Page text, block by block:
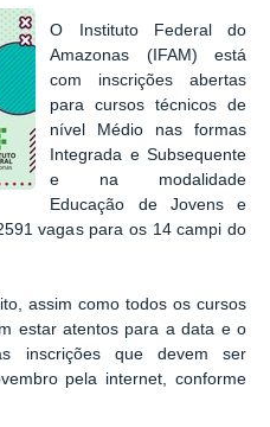
O Instituto Federal do
Amazonas (IFAM) está
com inscrições abertas
para cursos técnicos de
nível Médio nas formas
Integrada e Subsequente
e na modalidade
Educação de Jovens e
vagas para os 14 campi do
assim como todos os cursos
estar atentos para a data e o
inscrições que devem ser
pela internet, conforme